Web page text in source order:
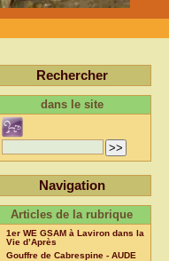
Rechercher
dans le site
Navigation
Articles de la rubrique
1er WE GSAM à Laviron dans la
Vie d’Après
Gouffre de Cabrespine - AUDE